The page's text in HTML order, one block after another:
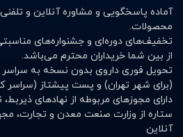
مشاوره رایگان برای انتخاب بهترین
سوالات متداول (FAQ)
آیا شکم‌بند طبی برای کاهش وزن
شکم‌بندهای لاغری می‌توانند به
کنند، اما برای کاهش وزن دائمی باید
نظر بگیرید.
آماده پاسخگویی و مشاوره آنلاین و
محصولات.
تخفیف‌های دوره‌ای و جشنواره‌های
از بین شما خریداران محترم می‌باشد.
تحویل فوری داروی بدون نسخه به سراسر
(برای شهر تهران) و پست پیشتاز (سراسر
دارای مجوزهای مربوطه از نهادهای ذیربط،
ستاره از وزارت صنعت معدن و تجارت،
آنلاین